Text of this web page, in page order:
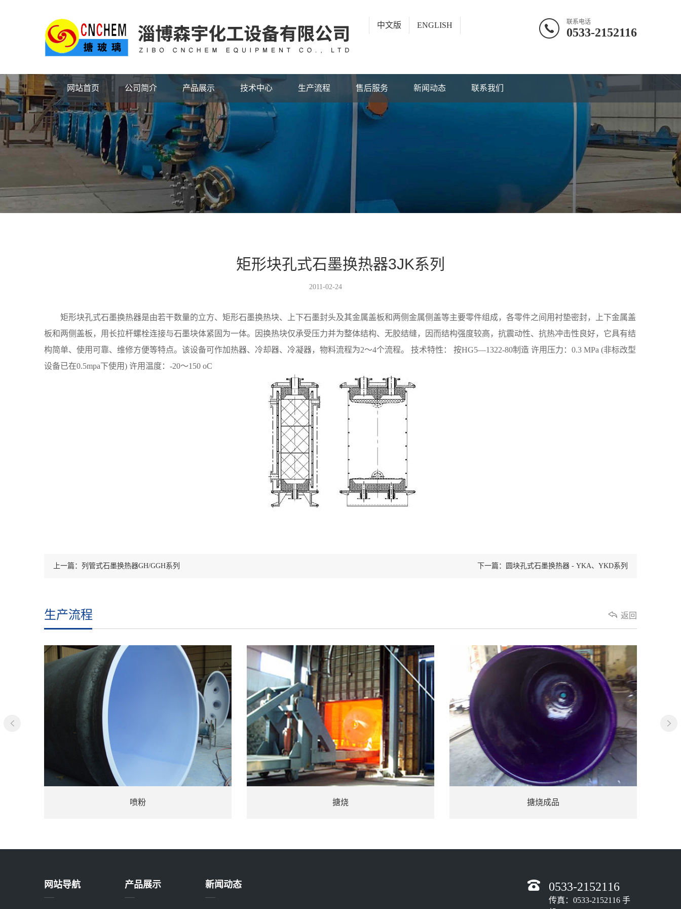
中文版 ENGLISH 联系电话
0533-2152116
网站首页 公司简介 产品展示 技术中心 生产流程 售后服务 新闻动态 联系我们
矩形块孔式石墨换热器3JK系列
2011-02-24
矩形块孔式石墨换热器是由若干数量的立方、矩形石墨换热块、上下石墨封头及其金属盖板和两侧金属侧盖等主要零件组成，各零件之间用衬垫密封，上下金属盖
板和两侧盖板，用长拉杆螺栓连接与石墨块体紧固为一体。因换热块仅承受压力并为整体结构、无胶结缝，因而结构强度较高，抗震动性、抗热冲击性良好，它具有结
构简单、使用可靠、维修方便等特点。该设备可作加热器、冷却器、冷凝器，物料流程为2～4个流程。 技术特性： 按HG5—1322-80制造 许用压力：0.3 MPa (非标改型
设备已在0.5mpa下使用) 许用温度：-20～150 oC
上一篇：列管式石墨换热器GH/GGH系列 下一篇：圆块孔式石墨换热器 - YKA、YKD系列
生产流程 返回
网站导航 产品展示 新闻动态 0533-2152116
传真：0533-2152116 手